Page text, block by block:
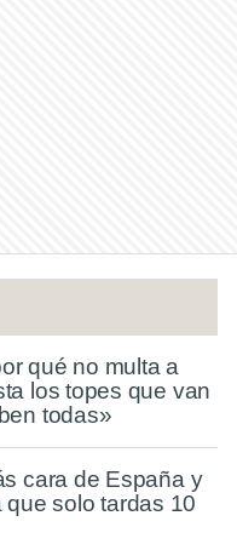
qué no multa a
los topes que van
todas»
cara de España y
que solo tardas 10